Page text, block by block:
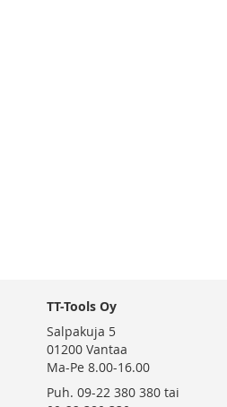
TT-Tools Oy
Salpakuja 5
01200 Vantaa
Ma-Pe 8.00-16.00
Puh. 09-22 380 380 tai